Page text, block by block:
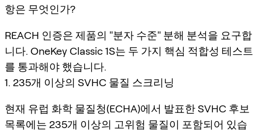
항은 무엇인가?
REACH 인증은 제품의 "분자 수준" 분해 분석을 요구합
니다. OneKey Classic 1S는 두 가지 핵심 적합성 테스트
를 통과해야 했습니다.
1. 235개 이상의 SVHC 물질 스크리닝
현재 유럽 화학 물질청(ECHA)에서 발표한 SVHC 후보
목록에는 235개 이상의 고위험 물질이 포함되어 있습